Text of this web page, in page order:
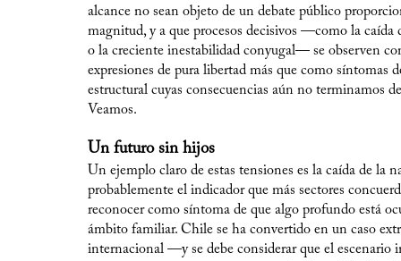
alcance no sean objeto de un debate público
magnitud, y a que procesos decisivos —como la caída
o la creciente inestabilidad conyugal— se observen
expresiones de pura libertad más que como síntomas
estructural cuyas consecuencias aún no terminamos
Veamos.
Un futuro sin hijos
Un ejemplo claro de estas tensiones es la caída de la
probablemente el indicador que más sectores
reconocer como síntoma de que algo profundo está
ámbito familiar. Chile se ha convertido en un caso
internacional —y se debe considerar que el escenario